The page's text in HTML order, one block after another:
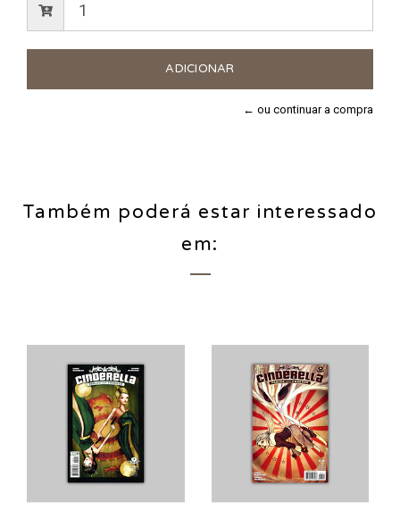
← ou continuar a compra
Também poderá estar interessado
em: